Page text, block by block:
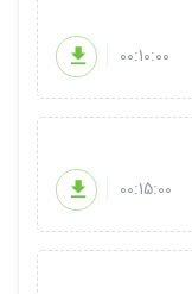
00:10:00
00:15:00